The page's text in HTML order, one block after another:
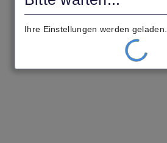
Ihre Einstellungen werden geladen.